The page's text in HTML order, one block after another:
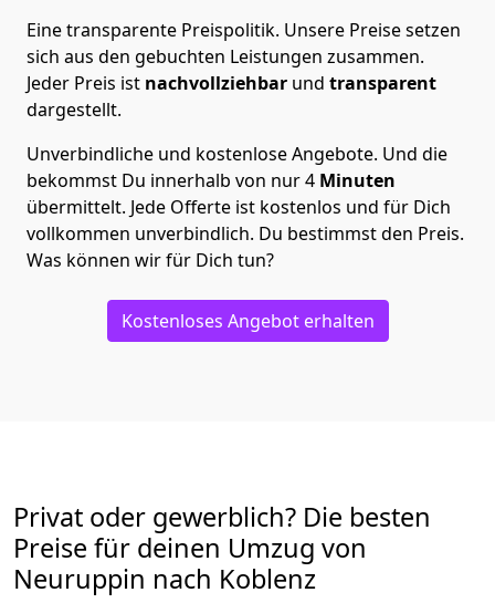
Eine transparente Preispolitik. Unsere Preise setzen
sich aus den gebuchten Leistungen zusammen.
Jeder Preis ist nachvollziehbar und transparent
dargestellt.
Unverbindliche und kostenlose Angebote. Und die
bekommst Du innerhalb von nur4 Minuten
übermittelt. Jede Offerte ist kostenlos und für Dich
vollkommen unverbindlich. Du bestimmst den Preis.
Was können wir für Dich tun?
Kostenloses Angebot erhalten
Privat oder gewerblich? Die besten
Preise für deinen Umzug von
Neuruppin nach Koblenz